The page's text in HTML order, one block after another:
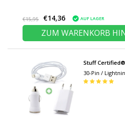
€15,95 €14,36 AUF LAGER
ZUM WARENKORB
Stuff Certified®
30-Pin /
Stecker-